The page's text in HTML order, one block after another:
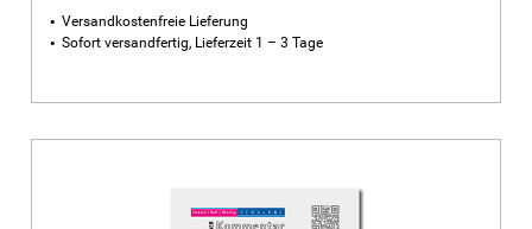
Versandkostenfreie Lieferung
Sofort versandfertig, Lieferzeit 1 – 3 Tage